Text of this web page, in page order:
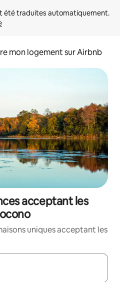
mon logement sur Airbnb
acceptant les
uniques acceptant les
utilisez les flèches vers le